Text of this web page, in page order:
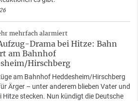
mehrfach alarmiert
Drama bei Hitze: Bahn
am Bahnhof
Hirschberg
am Bahnhof Heddesheim/Hirschberg
Ärger – unter anderem blieben Vater und
Hitze stecken. Nun kündigt die Deutsche